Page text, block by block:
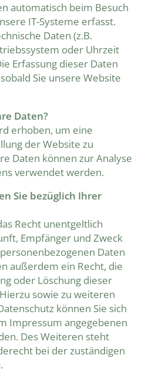
automatisch beim Besuch
IT-Systeme erfasst.
Daten (z.B.
oder Uhrzeit
Erfassung dieser Daten
Sie unsere Website
Daten?
erhoben, um eine
der Website zu
Daten können zur Analyse
verwendet werden.
Sie bezüglich Ihrer
Recht unentgeltlich
Empfänger und Zweck
Daten
außerdem ein Recht, die
oder Löschung dieser
sowie zu weiteren
können Sie sich
Impressum angegebenen
Des Weiteren steht
bei der zuständigen